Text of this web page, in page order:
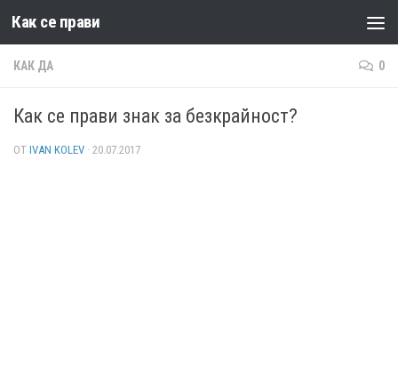
Към съдържанието
Как се прави
КАК ДА 0
Как се прави знак за безкрайност?
ОТ IVAN KOLEV · 20.07.2017